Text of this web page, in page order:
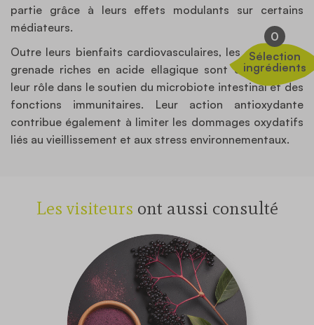
0
Sélection
ingrédients
partie grâce à leurs effets modulants sur certains
médiateurs.
Outre leurs bienfaits cardiovasculaires, les extraits de
grenade riches en acide ellagique sont étudiés pour
leur rôle dans le soutien du microbiote intestinal et des
fonctions immunitaires. Leur action antioxydante
contribue également à limiter les dommages oxydatifs
liés au vieillissement et aux stress environnementaux.
Les visiteurs ont aussi consulté